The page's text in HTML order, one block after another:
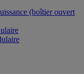
(boîtier ouvert